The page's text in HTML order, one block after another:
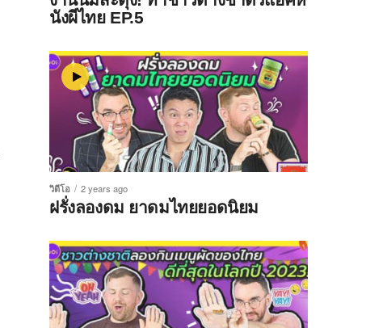
นังผีไทย EP.5
วิดีโอ 2 years ago
ฝรั่งลองดม ยาดมไทยยอดนิยม